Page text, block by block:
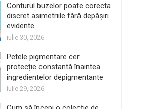
Conturul buzelor poate corecta
discret asimetriile fără depășiri
evidente
iulie 30, 2026
Petele pigmentare cer
protecție constantă înaintea
ingredientelor depigmentante
iulie 29, 2026